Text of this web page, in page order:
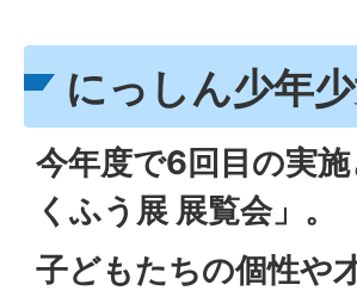
にっしん少年
今年度で6回目の実
くふう展 展覧会」。
子どもたちの個性や